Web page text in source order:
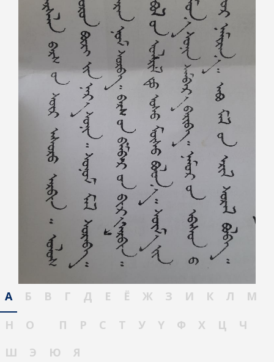
А Б В Г Д Е Ё Ж З И К Л
М
Н
О П Р С Т У Ү Ф Х Ц
Ч
Ш
Э Ю Я